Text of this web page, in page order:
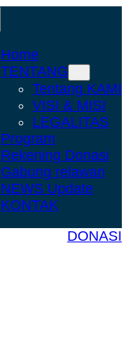
Home
TENTANG
Tentang KAMI
VISI & MISI
LEGALITAS
Program
Rekening Donasi
Gabung relawan
NEWS Update
KONTAK
DONASI